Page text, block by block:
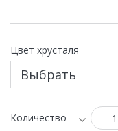
Цвет хрусталя
Количество